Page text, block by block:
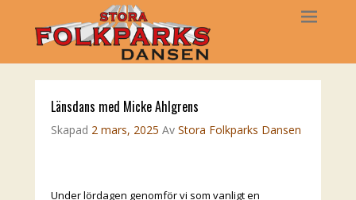
Länsdans med Micke Ahlgrens
Skapad 2 mars, 2025 Av Stora Folkparks Dansen
Under lördagen genomför vi som vanligt en